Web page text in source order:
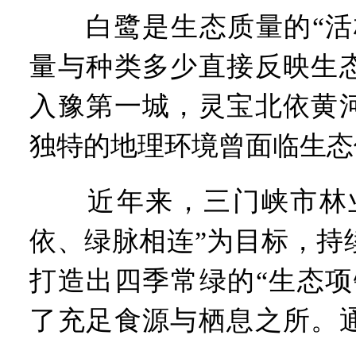
白鹭是生态质量的“活
量与种类多少直接反映生
入豫第一城，灵宝北依黄
独特的地理环境曾面临生
近年来，三门峡市林
依、绿脉相连”为目标，持
打造出四季常绿的“生态
了充足食源与栖息之所。